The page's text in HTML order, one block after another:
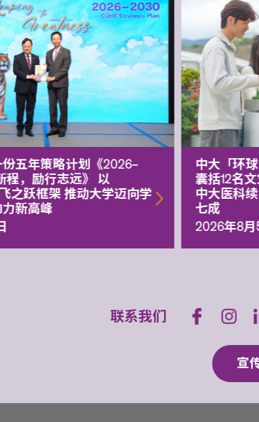
五年策略计划《2026‒
程，励行志远》 以
飞之跃框架 推动大学迈向学
新高峰
中大「环
囊括12名
中大医科
七成
2026年8月
联系我们
宣